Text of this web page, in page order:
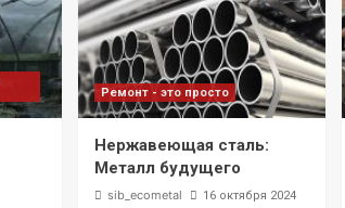
Ремонт - это просто
Нержавеющая сталь:
Металл будущего
sib_ecometal 16 октября 2024